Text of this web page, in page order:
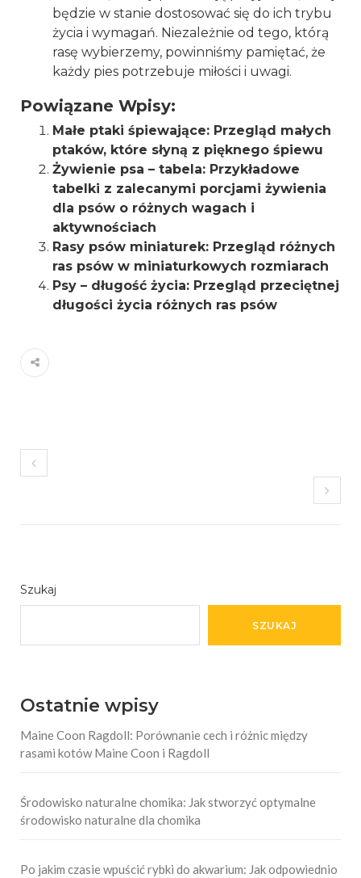
będzie w stanie dostosować się do ich trybu
życia i wymagań. Niezależnie od tego, którą
rasę wybierzemy, powinniśmy pamiętać, że
każdy pies potrzebuje miłości i uwagi.
Powiązane Wpisy:
Małe ptaki śpiewające: Przegląd małych
ptaków, które słyną z pięknego śpiewu
Żywienie psa – tabela: Przykładowe
tabelki z zalecanymi porcjami żywienia
dla psów o różnych wagach i
aktywnościach
Rasy psów miniaturek: Przegląd różnych
ras psów w miniaturkowych rozmiarach
Psy – długość życia: Przegląd przeciętnej
długości życia różnych ras psów
Szukaj
SZUKAJ
Ostatnie wpisy
Maine Coon Ragdoll: Porównanie cech i różnic między
rasami kotów Maine Coon i Ragdoll
Środowisko naturalne chomika: Jak stworzyć optymalne
środowisko naturalne dla chomika
Po jakim czasie wpuścić rybki do akwarium: Jak odpowiednio